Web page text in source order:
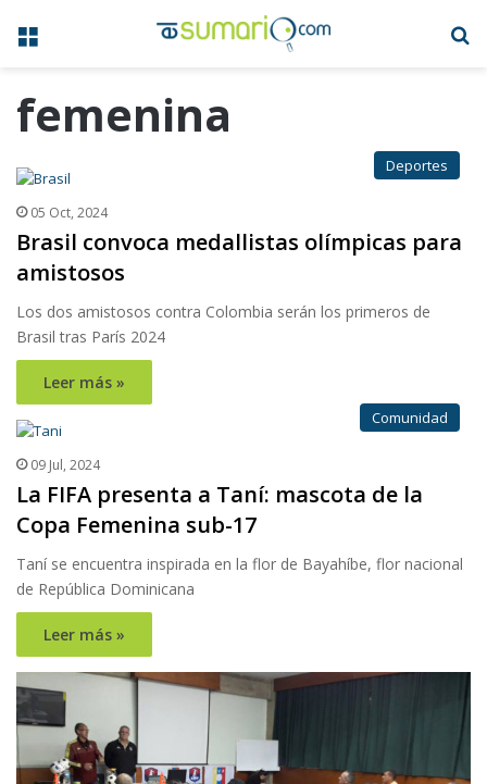
Menú
femenina
Deportes
05 Oct, 2024
Brasil convoca medallistas olímpicas para
amistosos
Los dos amistosos contra Colombia serán los primeros de
Brasil tras París 2024
Leer más »
Comunidad
09 Jul, 2024
La FIFA presenta a Taní: mascota de la
Copa Femenina sub-17
Taní se encuentra inspirada en la flor de Bayahíbe, flor nacional
de República Dominicana
Leer más »